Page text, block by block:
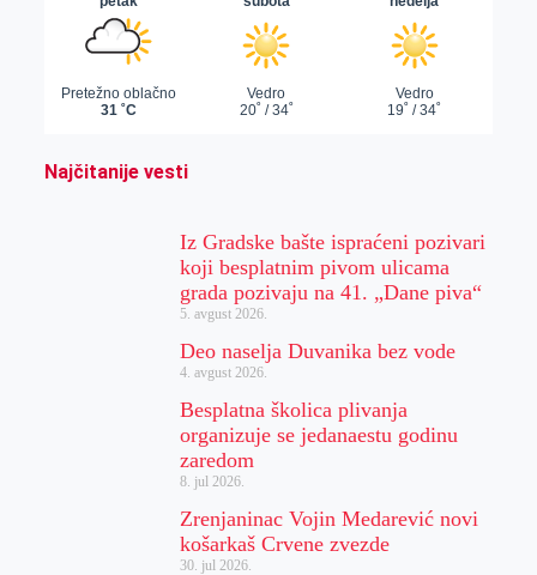
Najčitanije vesti
Iz Gradske bašte ispraćeni pozivari
koji besplatnim pivom ulicama
grada pozivaju na 41. „Dane piva“
5. avgust 2026.
Deo naselja Duvanika bez vode
4. avgust 2026.
Besplatna školica plivanja
organizuje se jedanaestu godinu
zaredom
8. jul 2026.
Zrenjaninac Vojin Medarević novi
košarkaš Crvene zvezde
30. jul 2026.